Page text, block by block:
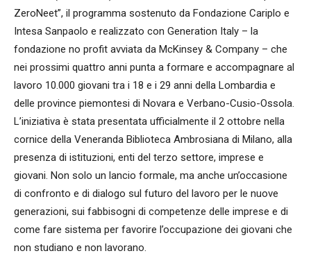
ZeroNeet”, il programma sostenuto da Fondazione Cariplo e
Intesa Sanpaolo e realizzato con Generation Italy – la
fondazione no profit avviata da McKinsey & Company – che
nei prossimi quattro anni punta a formare e accompagnare al
lavoro 10.000 giovani tra i 18 e i 29 anni della Lombardia e
delle province piemontesi di Novara e Verbano-Cusio-Ossola.
L’iniziativa è stata presentata ufficialmente il 2 ottobre nella
cornice della Veneranda Biblioteca Ambrosiana di Milano, alla
presenza di istituzioni, enti del terzo settore, imprese e
giovani. Non solo un lancio formale, ma anche un’occasione
di confronto e di dialogo sul futuro del lavoro per le nuove
generazioni, sui fabbisogni di competenze delle imprese e di
come fare sistema per favorire l’occupazione dei giovani che
non studiano e non lavorano.